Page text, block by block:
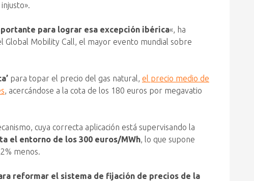
para lograr esa excepción ibérica«, ha
Mobility Call, el mayor evento mundial sobre
para topar el precio del gas natural, el precio medio de
, acercándose a la cota de los 180 euros por megavatio
cuya correcta aplicación está supervisando la
el entorno de los 300 euros/MWh, lo que supone
menos.
reformar el sistema de fijación de precios de la